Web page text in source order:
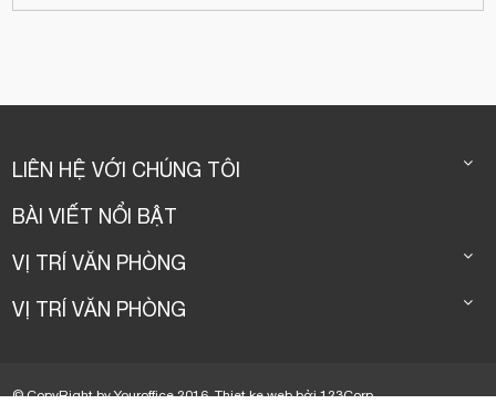
LIÊN HỆ VỚI CHÚNG TÔI
BÀI VIẾT NỔI BẬT
VỊ TRÍ VĂN PHÒNG
VỊ TRÍ VĂN PHÒNG
© CopyRight by Youroffice 2016.Thiet ke webbởi123Corp